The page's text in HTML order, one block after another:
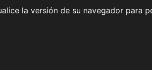
la versión de su navegador para